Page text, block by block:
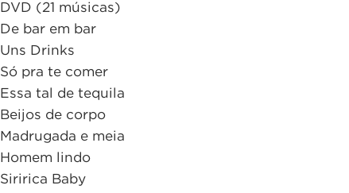
DVD (21 músicas)
De bar em bar
Uns Drinks
Só pra te comer
Essa tal de tequila
Beijos de corpo
Madrugada e meia
Homem lindo
Siririca Baby